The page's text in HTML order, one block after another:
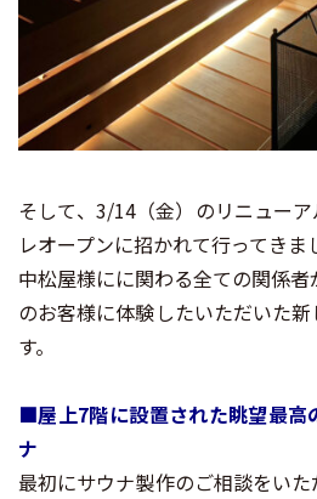
そして、3/14（金）のリニュー
レオープンに招かれて行ってきま
中松屋様にに関わる全ての関係
のお客様に体験したいただいた
す。
■屋上7階に設置された眺望最高
ナ
最初にサウナ製作のご相談をい